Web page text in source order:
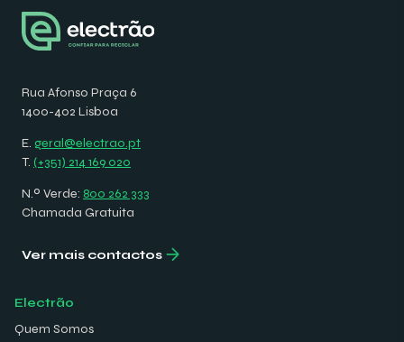
Rua Afonso Praça 6
1400-402 Lisboa
E. geral@electrao.pt
T. (+351) 214 169 020
N.º Verde: 800 262 333
Chamada Gratuita
Ver mais contactos
Electrão
Quem Somos